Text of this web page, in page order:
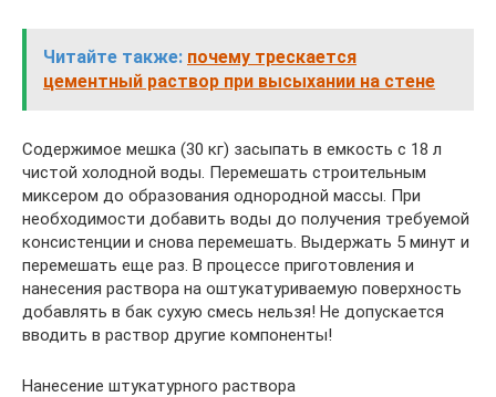
Читайте также: почему трескается
цементный раствор при высыхании на стене
Содержимое мешка (30 кг) засыпать в емкость с 18 л
чистой холодной воды. Перемешать строительным
миксером до образования однородной массы. При
необходимости добавить воды до получения требуемой
консистенции и снова перемешать. Выдержать 5 минут и
перемешать еще раз. В процессе приготовления и
нанесения раствора на оштукатуриваемую поверхность
добавлять в бак сухую смесь нельзя! Не допускается
вводить в раствор другие компоненты!
Нанесение штукатурного раствора